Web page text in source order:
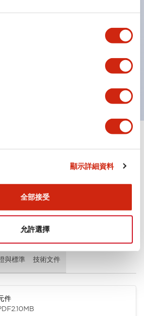
顯示詳細資料
全部接受
允許選擇
6.2）。
，確保更廣的視角和範圍，增強安全
+
與標準 技術文件
件
2.10MB